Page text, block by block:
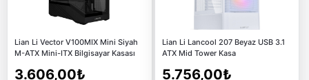
Lian Li Vector V100MIX Mini Siyah
M-ATX Mini-ITX Bilgisayar Kasası
3.606,00₺
Lian Li Lancool 207 Beyaz USB 3.1
ATX Mid Tower Kasa
5.756,00₺